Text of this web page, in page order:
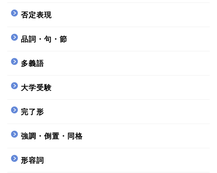
否定表現
品詞・句・節
多義語
大学受験
完了形
強調・倒置・同格
形容詞